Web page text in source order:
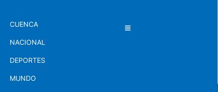
CUENCA
NACIONAL
DEPORTES
MUNDO